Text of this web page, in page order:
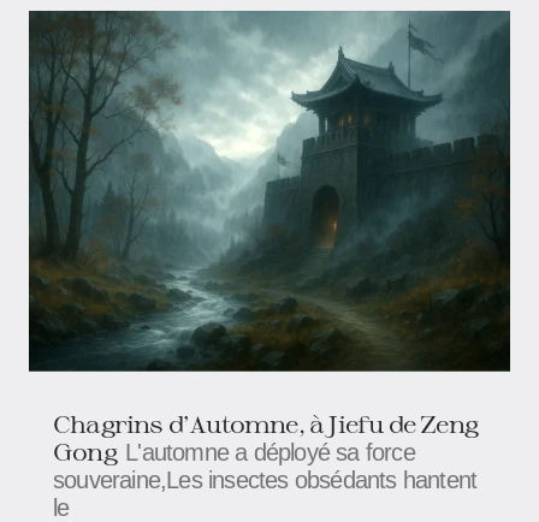
Chagrins d'Automne, à Jiefu​​​​ de Zeng
Gong L'automne a déployé sa force
souveraine,Les insectes obsédants hantent
le